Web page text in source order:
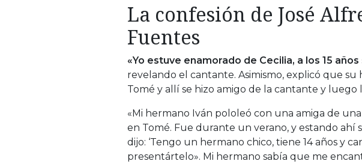
La confesión de José
Fuentes
«Yo estuve enamorado de Cecilia, a los 15
revelando el cantante. Asimismo, explicó que
Tomé y allí se hizo amigo de la cantante y luego
«Mi hermano Iván pololeó con una amiga de
en Tomé. Fue durante un verano, y estando ahí
dijo: ‘Tengo un hermano chico, tiene 14 años y
presentártelo». Mi hermano sabía que me